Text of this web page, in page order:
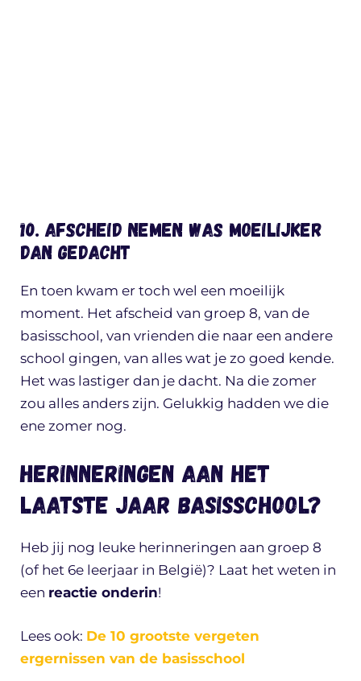
10. Afscheid nemen was moeilijker
dan gedacht
En toen kwam er toch wel een moeilijk
moment. Het afscheid van groep 8, van de
basisschool, van vrienden die naar een andere
school gingen, van alles wat je zo goed kende.
Het was lastiger dan je dacht. Na die zomer
zou alles anders zijn. Gelukkig hadden we die
ene zomer nog.
Herinneringen aan het
laatste jaar basisschool?
Heb jij nog leuke herinneringen aan groep 8
(of het 6e leerjaar in België)? Laat het weten in
een reactie onderin!
Lees ook: De 10 grootste vergeten
ergernissen van de basisschool